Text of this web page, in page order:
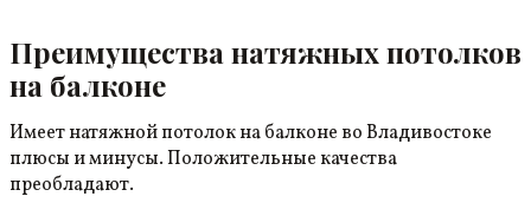
Преимущества натяжных потолков
на балконе
Имеет натяжной потолок на балконе во Владивостоке
плюсы и минусы. Положительные качества
преобладают.